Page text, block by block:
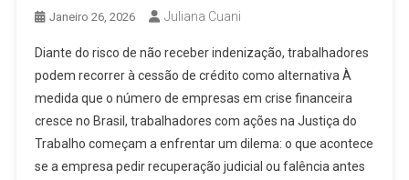
Janeiro 26, 2026 Juliana Cuani
Diante do risco de não receber indenização, trabalhadores
podem recorrer à cessão de crédito como alternativa À
medida que o número de empresas em crise financeira
cresce no Brasil, trabalhadores com ações na Justiça do
Trabalho começam a enfrentar um dilema: o que acontece
se a empresa pedir recuperação judicial ou falência antes